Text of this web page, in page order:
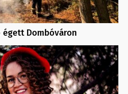
Dombóváron